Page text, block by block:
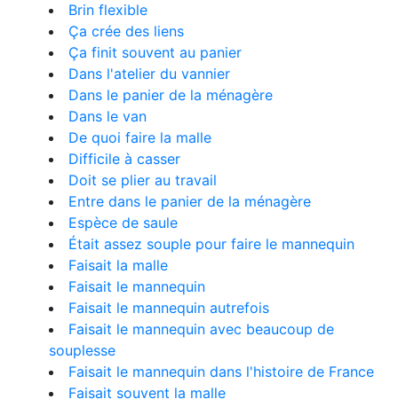
Brin flexible
Ça crée des liens
Ça finit souvent au panier
Dans l'atelier du vannier
Dans le panier de la ménagère
Dans le van
De quoi faire la malle
Difficile à casser
Doit se plier au travail
Entre dans le panier de la ménagère
Espèce de saule
Était assez souple pour faire le mannequin
Faisait la malle
Faisait le mannequin
Faisait le mannequin autrefois
Faisait le mannequin avec beaucoup de
souplesse
Faisait le mannequin dans l'histoire de France
Faisait souvent la malle